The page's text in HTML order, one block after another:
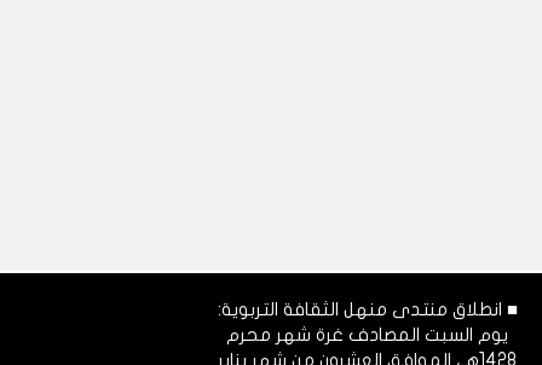
■ انطلاق منتدى منهل الثقافة التربوية:
يوم السبت المصادف غرة شهر محرم
1428هـ، الموافق العشرون من شهر يناير